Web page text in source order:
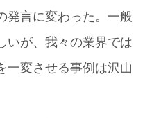
発言に変わった。一般
いが、我々の業界では
一変させる事例は沢山